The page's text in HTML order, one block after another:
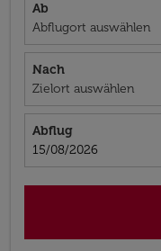
Ab
Abflugort auswählen
Nach
Zielort auswählen
Abflug
fc-booking-
15/08/2026